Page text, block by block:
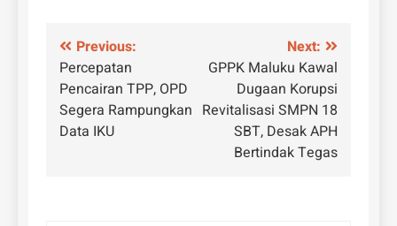
Navigasi
pos
Previous:
Percepatan
Pencairan TPP, OPD
Segera Rampungkan
Data IKU
Next:
GPPK Maluku Kawal
Dugaan Korupsi
Revitalisasi SMPN 18
SBT, Desak APH
Bertindak Tegas